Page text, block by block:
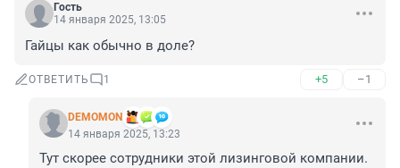
Гость
14 января 2025, 13:05
Гайцы как обычно в доле?
ОТВЕТИТЬ 1 +5 –1
DEMOMON
14 января 2025, 13:23
Тут скорее сотрудники этой лизинговой компании.